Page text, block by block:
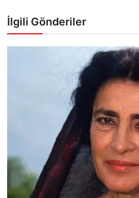
İlgili Gönderiler